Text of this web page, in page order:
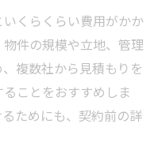
いくらくらい費用がかか
件の規模や立地、管理
複数社から見積もりを
ことをおすすめしま
ためにも、契約前の詳